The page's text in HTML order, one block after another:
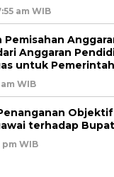
am WIB
Pemisahan
Anggaran
untuk Pemerintah
am WIB
terhadap
pm WIB